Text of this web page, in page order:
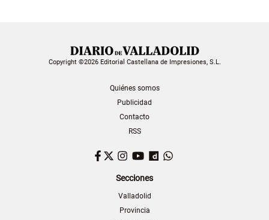
Copyright ©2026 Editorial Castellana de Impresiones, S.L.
Quiénes somos
Publicidad
Contacto
RSS
Facebook
TwitterInstagram
YouTubeDailymotion
Secciones
Valladolid
Provincia